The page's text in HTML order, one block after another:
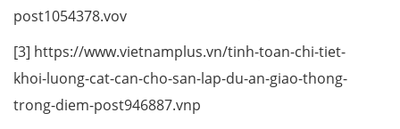
post1054378.vov
[3] https://www.vietnamplus.vn/tinh-toan-chi-tiet-
khoi-luong-cat-can-cho-san-lap-du-an-giao-thong-
trong-diem-post946887.vnp